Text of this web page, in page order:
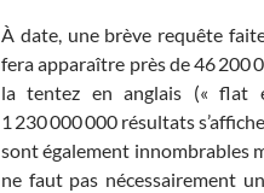
À date, une brève requête
fera apparaître près de 46 200
la tentez en anglais (« flat
1 230 000 000 résultats
sont également innombrables
ne faut pas nécessairement